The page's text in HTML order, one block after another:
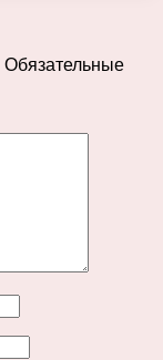
Обязательные